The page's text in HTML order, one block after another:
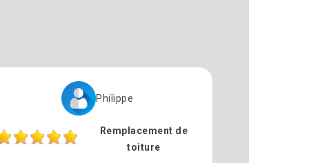
Philippe
Remplacement de
toiture